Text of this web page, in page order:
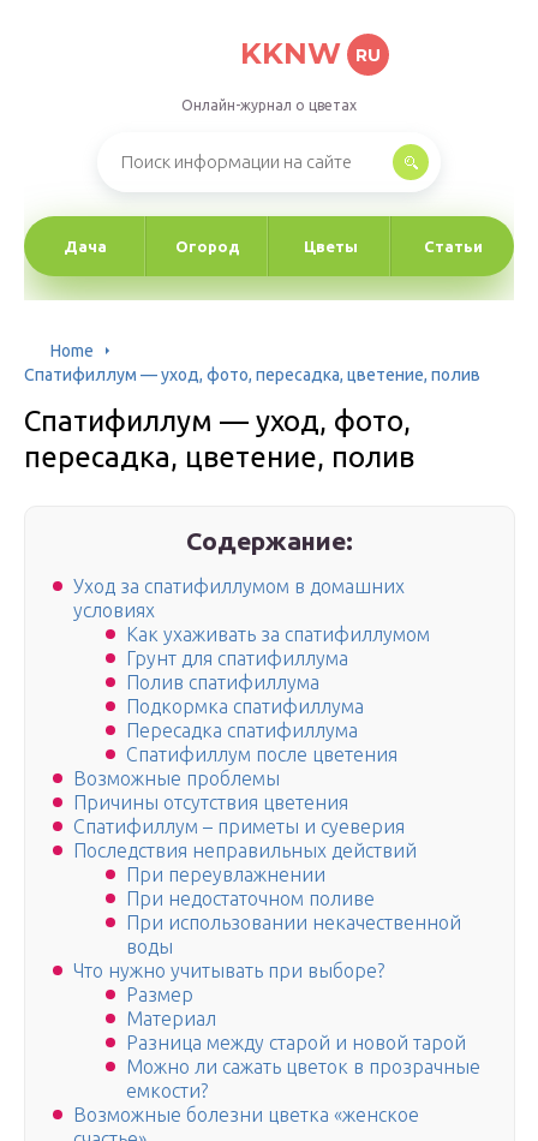
KKNW RU
Онлайн-журнал о цветах
Дача Огород Цветы Статьи
Home
Спатифиллум — уход, фото, пересадка, цветение, полив
Спатифиллум — уход, фото,
пересадка, цветение, полив
Содержание:
Уход за спатифиллумом в домашних
условиях
Как ухаживать за спатифиллумом
Грунт для спатифиллума
Полив спатифиллума
Подкормка спатифиллума
Пересадка спатифиллума
Спатифиллум после цветения
Возможные проблемы
Причины отсутствия цветения
Спатифиллум – приметы и суеверия
Последствия неправильных действий
При переувлажнении
При недостаточном поливе
При использовании некачественной
воды
Что нужно учитывать при выборе?
Размер
Материал
Разница между старой и новой тарой
Можно ли сажать цветок в прозрачные
емкости?
Возможные болезни цветка «женское